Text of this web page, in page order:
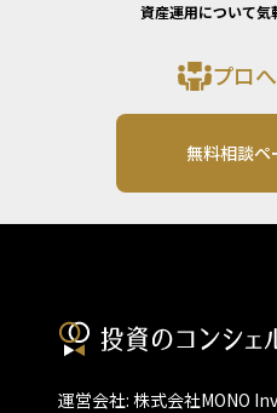
資産運用について
プロ
無料相談ペ
運営会社: 株式会社MONO